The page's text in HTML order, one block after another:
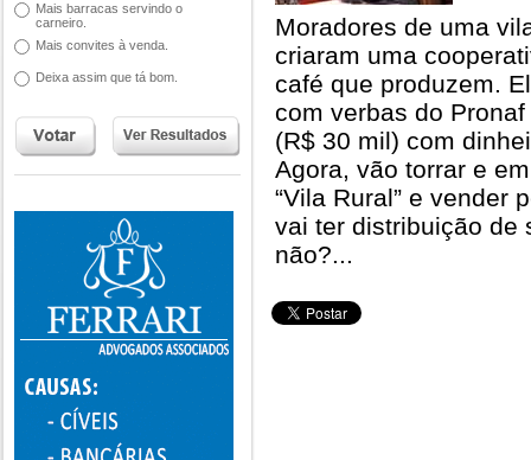
Mais barracas servindo o
carneiro.
Mais convites à venda.
Deixa assim que tá bom.
Moradores de uma
criaram uma
café que produzem.
com verbas do
(R$ 30 mil) com
Agora, vão torrar e
“Vila Rural” e vender
vai ter distribuição de
não?...